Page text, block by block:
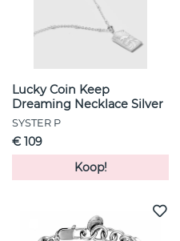
Lucky Coin Keep
Dreaming Necklace Silver
SYSTER P
€ 109
Koop!